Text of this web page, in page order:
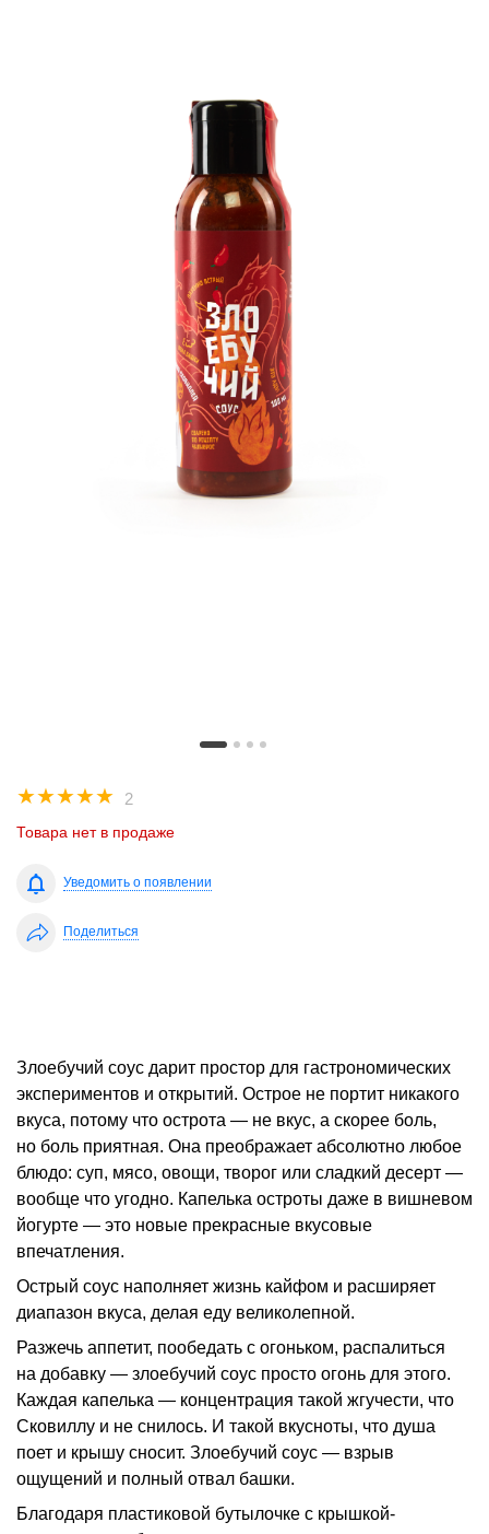
☆
☆
☆
☆
☆ 2
Товара нет в продаже
Уведомить о появлении
Поделиться
Злоебучий соус дарит простор для гастрономических
экспериментов и открытий. Острое не портит никакого
вкуса, потому что острота — не вкус, а скорее боль,
но боль приятная. Она преображает абсолютно любое
блюдо: суп, мясо, овощи, творог или сладкий десерт —
вообще что угодно. Капелька остроты даже в вишневом
йогурте — это новые прекрасные вкусовые
впечатления.
Острый соус наполняет жизнь кайфом и расширяет
диапазон вкуса, делая еду великолепной.
Разжечь аппетит, пообедать с огоньком, распалиться
на добавку — злоебучий соус просто огонь для этого.
Каждая капелька — концентрация такой жгучести, что
Сковиллу и не снилось. И такой вкусноты, что душа
поет и крышу сносит. Злоебучий соус — взрыв
ощущений и полный отвал башки.
Благодаря пластиковой бутылочке с крышкой-